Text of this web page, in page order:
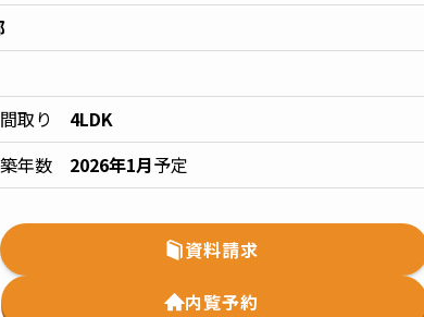
間取り 4LDK
築年数 2026年1月予定
資料請求
内覧予約